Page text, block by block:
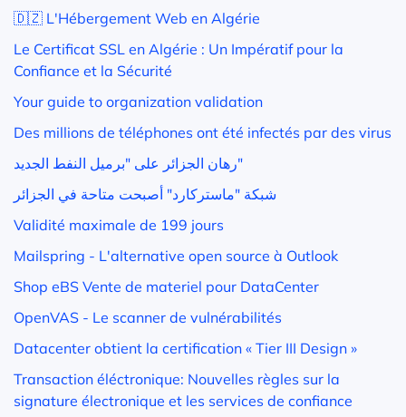
🇩🇿 L'Hébergement Web en Algérie
Le Certificat SSL en Algérie : Un Impératif pour la
Confiance et la Sécurité
Your guide to organization validation
Des millions de téléphones ont été infectés par des virus
رهان الجزائر على "برميل النفط الجديد"
شبكة "ماستركارد" أصبحت متاحة في الجزائر
Validité maximale de 199 jours
Mailspring - L'alternative open source à Outlook
Shop eBS Vente de materiel pour DataCenter
OpenVAS - Le scanner de vulnérabilités
Datacenter obtient la certification « Tier III Design »
Transaction éléctronique: Nouvelles règles sur la
signature électronique et les services de confiance